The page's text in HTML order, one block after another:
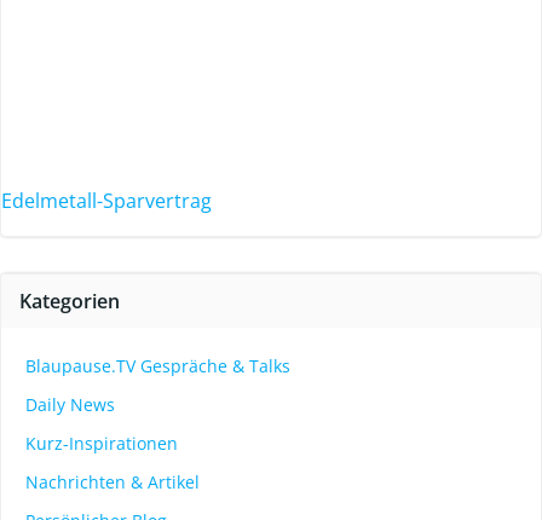
Edelmetall-Sparvertrag
Kategorien
Blaupause.TV Gespräche & Talks
Daily News
Kurz-Inspirationen
Nachrichten & Artikel